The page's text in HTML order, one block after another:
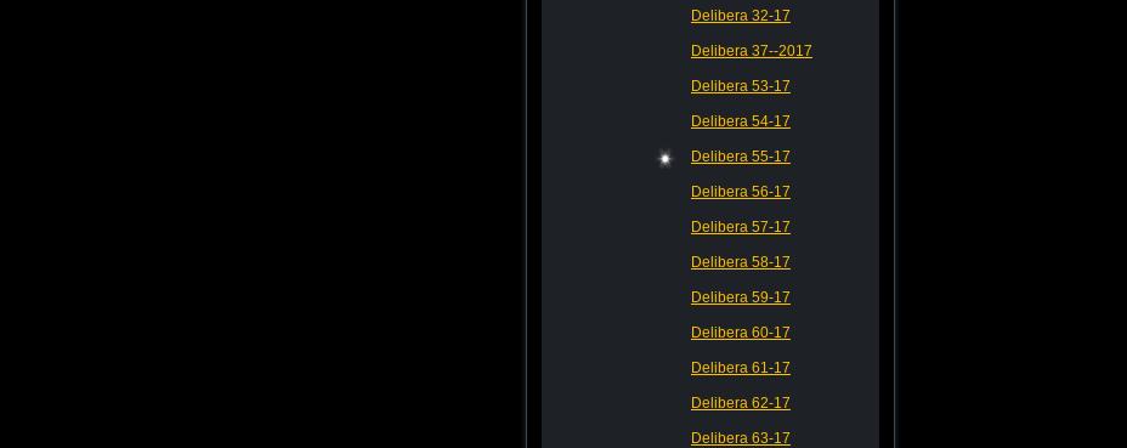
Delibera 32-17
Delibera 37--2017
Delibera 53-17
Delibera 54-17
Delibera 55-17
Delibera 56-17
Delibera 57-17
Delibera 58-17
Delibera 59-17
Delibera 60-17
Delibera 61-17
Delibera 62-17
Delibera 63-17